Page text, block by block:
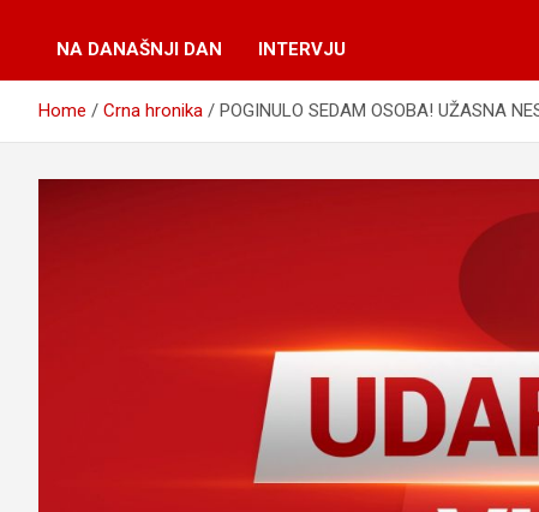
NA DANAŠNJI DAN INTERVJU
Home Crna hronika POGINULO SEDAM OSOBA! UŽASNA